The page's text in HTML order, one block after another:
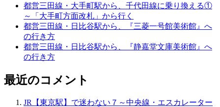
都営三田線・大手町駅から、千代田線に乗り換える①
～「大手町方面改札」から行く
都営三田線・日比谷駅から、『三菱一号館美術館』へ
の行き方
都営三田線・日比谷駅から、『静嘉堂文庫美術館』へ
の行き方
最近のコメント
JR【東京駅】で迷わない７～中央線・エスカレーター